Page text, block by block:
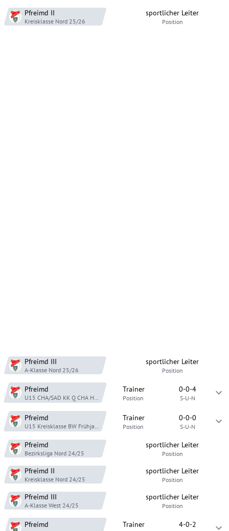
Pfreimd II
Kreisklasse Nord 25/26
sportlicher Leiter
Position
Pfreimd III
A-Klasse Nord 25/26
sportlicher Leiter
Position
Pfreimd
U15 CHA/SAD KK Q CHA Herbst 25
Trainer
Position
0-0-4
S-U-N
Pfreimd
U15 Kreisklasse BW Frühjahr 25
Trainer
Position
0-0-0
S-U-N
Pfreimd
Bezirksliga Nord 24/25
sportlicher Leiter
Position
Pfreimd II
Kreisklasse Nord 24/25
sportlicher Leiter
Position
Pfreimd III
A-Klasse West 24/25
sportlicher Leiter
Position
Pfreimd Trainer 4-0-2